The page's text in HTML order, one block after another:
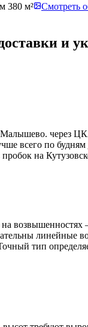
380 м²
Смотреть
и
Малышево. через
всего по будням
на
возвышенностях
линейные
тип